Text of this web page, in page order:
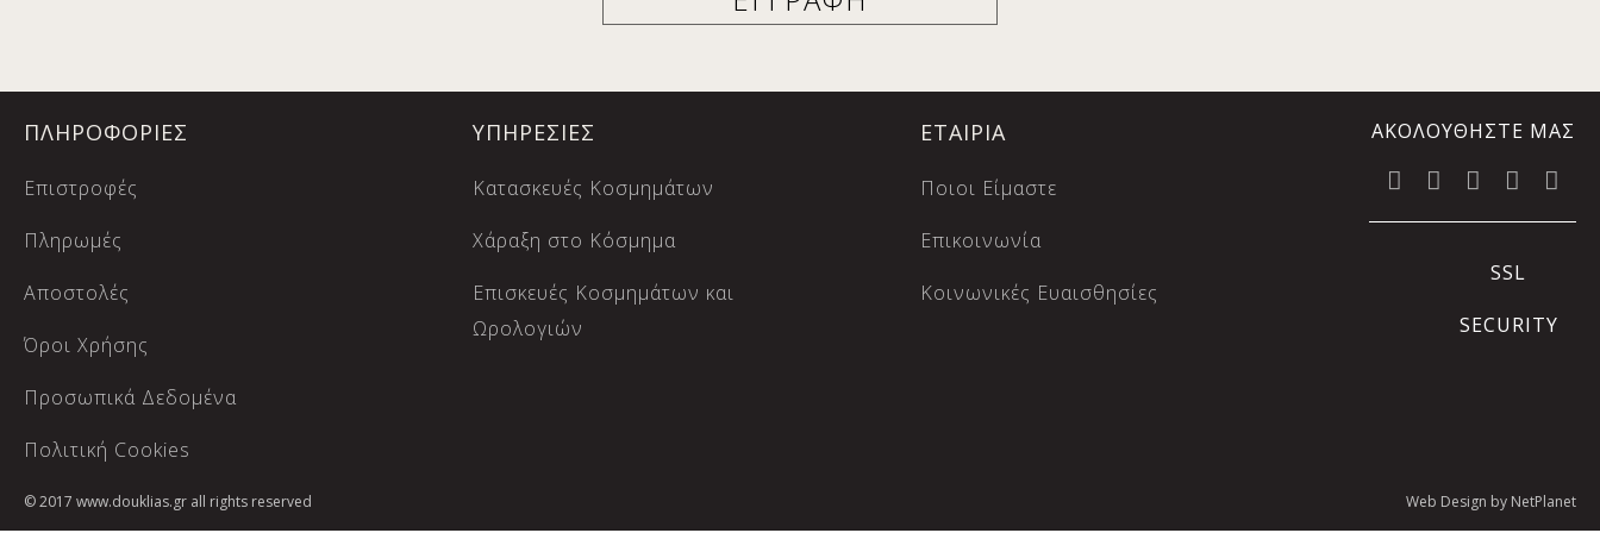
ΠΛΗΡΟΦΟΡΙΕΣ
Επιστροφές
Πληρωμές
Αποστολές
Όροι Χρήσης
Προσωπικά Δεδομένα
Πολιτική Cookies
ΥΠΗΡΕΣΙΕΣ
Κατασκευές Κοσμημάτων
Χάραξη στο Κόσμημα
Eπισκευές Κοσμημάτων και
Ωρολογιών
ΕΤΑΙΡΙΑ
Ποιοι Είμαστε
Επικοινωνία
Κοινωνικές Ευαισθησίες
ΑΚΟΛΟΥΘΗΣΤΕ ΜΑΣ
SSL
SECURITY
© 2017 www.douklias.gr all rights reserved Web Design by NetPlanet